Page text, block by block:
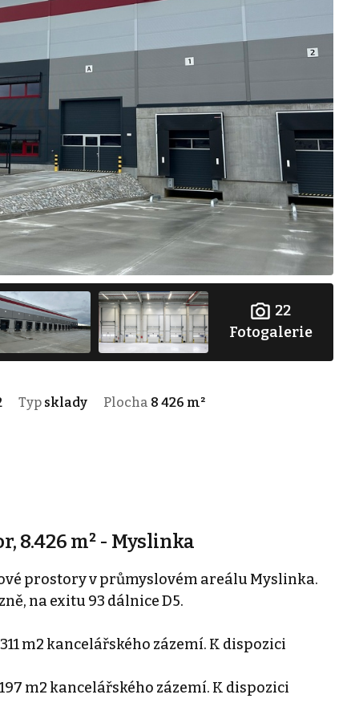
22
Fotogalerie
Typ sklady Plocha 8 426 m²
8.426 m² - Myslinka
prostory v průmyslovém areálu Myslinka.
na exitu 93 dálnice D5.
m2 kancelářského zázemí. K dispozici
m2 kancelářského zázemí. K dispozici